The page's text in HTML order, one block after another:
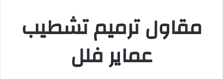
مقاول ترميم تشطيب
عماير فلل